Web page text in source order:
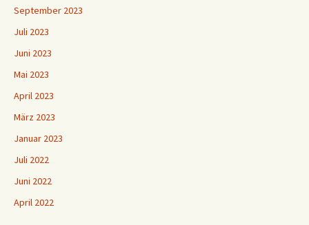
September 2023
Juli 2023
Juni 2023
Mai 2023
April 2023
März 2023
Januar 2023
Juli 2022
Juni 2022
April 2022